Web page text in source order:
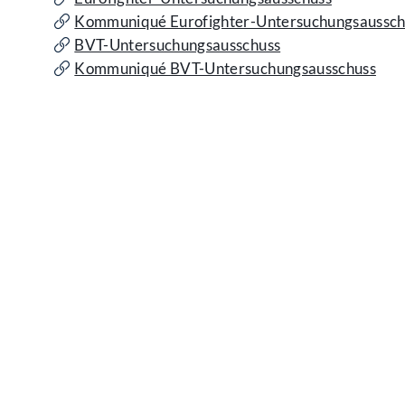
Kommuniqué Eurofighter-
BVT-Untersuchungsausschuss
Kommuniqué BVT-Untersuchungsausschuss